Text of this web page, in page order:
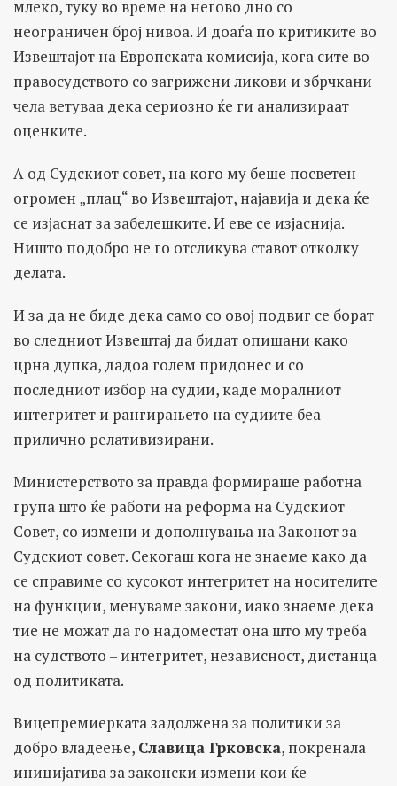
млеко, туку во време на негово дно со
неограничен број нивоа. И доаѓа по критиките во
Извештајот на Европската комисија, кога сите во
правосудството со загрижени ликови и збрчкани
чела ветуваа дека сериозно ќе ги анализираат
оценките.
А од Судскиот совет, на кого му беше посветен
огромен „плац“ во Извештајот, најавија и дека ќе
се изјаснат за забелешките. И еве се изјаснија.
Ништо подобро не го отсликува ставот отколку
делата.
И за да не биде дека само со овој подвиг се борат
во следниот Извештај да бидат опишани како
црна дупка, дадоа голем придонес и со
последниот избор на судии, каде моралниот
интегритет и рангирањето на судиите беа
прилично релативизирани.
Министерството за правда формираше работна
група што ќе работи на реформа на Судскиот
Совет, со измени и дополнувања на Законот за
Судскиот совет. Секогаш кога не знаеме како да
се справиме со кусокот интегритет на носителите
на функции, менуваме закони, иако знаеме дека
тие не можат да го надоместат она што му треба
на судството – интегритет, независност, дистанца
од политиката.
Вицепремиерката задолжена за политики за
добро владеење, Славица Грковска, покренала
иницијатива за законски измени кои ќе